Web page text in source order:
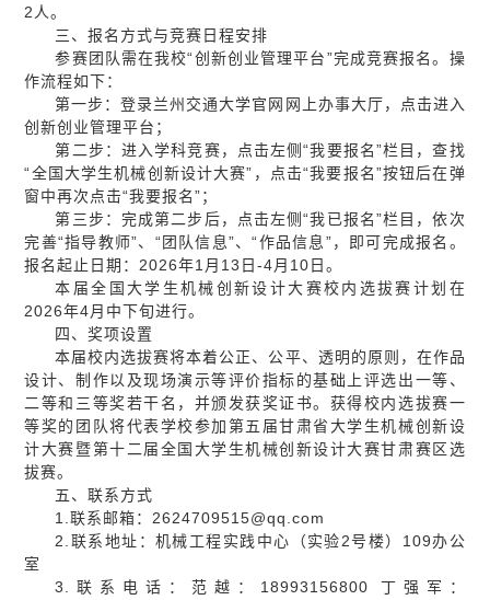
2人。
三、报名方式与竞赛日程安排
参赛团队需在我校“创新创业管理平台”完成竞赛报名。操
作流程如下：
第一步：登录兰州交通大学官网网上办事大厅，点击进入
创新创业管理平台；
第二步：进入学科竞赛，点击左侧“我要报名”栏目，查找
“全国大学生机械创新设计大赛”，点击“我要报名”按钮后在弹
窗中再次点击“我要报名”；
第三步：完成第二步后，点击左侧“我已报名”栏目，依次
完善“指导教师”、“团队信息”、“作品信息”，即可完成报名。
报名起止日期：2026年1月13日-4月10日。
本届全国大学生机械创新设计大赛校内选拔赛计划在
2026年4月中下旬进行。
四、奖项设置
本届校内选拔赛将本着公正、公平、透明的原则，在作品
设计、制作以及现场演示等评价指标的基础上评选出一等、
二等和三等奖若干名，并颁发获奖证书。获得校内选拔赛一
等奖的团队将代表学校参加第五届甘肃省大学生机械创新设
计大赛暨第十二届全国大学生机械创新设计大赛甘肃赛区选
拔赛。
五、联系方式
1.联系邮箱：2624709515@qq.com
2.联系地址：机械工程实践中心（实验2号楼）109办公
室
3.联系电话：范越：18993156800 丁强军：